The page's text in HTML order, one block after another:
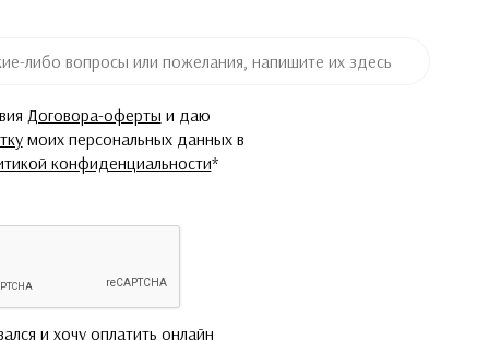
Договора-оферты и даю
моих персональных данных в
конфиденциальности*
и хочу оплатить онлайн